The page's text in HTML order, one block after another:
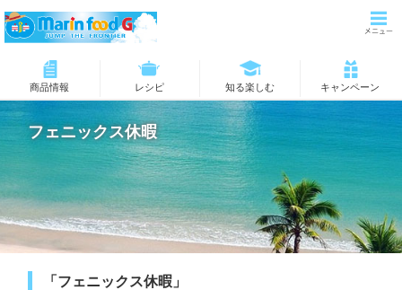
商品情報 レシピ 知る楽しむ キャンペーン
フェニックス休暇
「フェニックス休暇」